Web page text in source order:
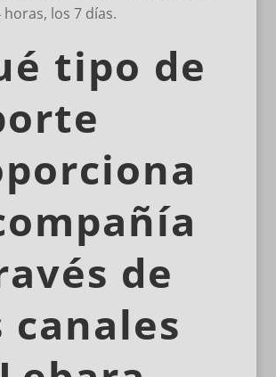
los 7 días.
tipo de
de
canales